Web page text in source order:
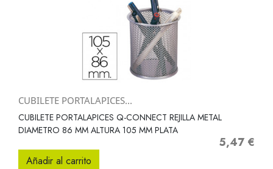
CUBILETE PORTALAPICES...
CUBILETE PORTALAPICES Q-CONNECT REJILLA METAL
DIAMETRO 86 MM ALTURA 105 MM PLATA
Precio
5,47 €
Añadir al carrito